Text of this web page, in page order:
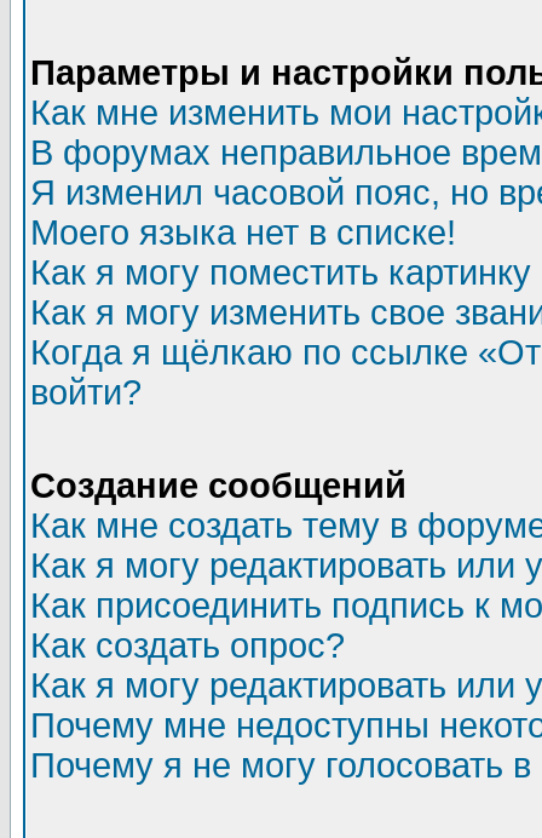
Параметры и настройки
Как мне изменить мои
В форумах неправильное
Я изменил часовой пояс, но
Моего языка нет в списке!
Как я могу поместить
Как я могу изменить свое
Когда я щёлкаю по ссылке
войти?
Создание сообщений
Как мне создать тему в
Как я могу редактировать или
Как присоединить подпись к
Как создать опрос?
Как я могу редактировать или
Почему мне недоступны
Почему я не могу голосовать